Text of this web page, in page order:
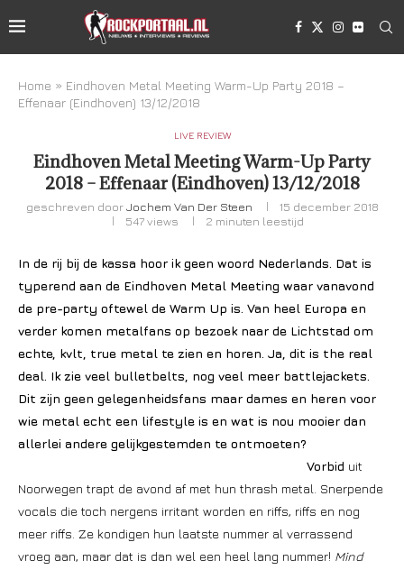
Home » Eindhoven Metal Meeting Warm-Up Party 2018 –
Effenaar (Eindhoven) 13/12/2018
LIVE REVIEW
Eindhoven Metal Meeting Warm-Up Party
2018 – Effenaar (Eindhoven) 13/12/2018
geschreven doorJochem Van Der Steen
15 december 2018
547views 2 minuten leestijd
In de rij bij de kassa hoor ik geen woord Nederlands. Dat is
typerend aan de Eindhoven Metal Meeting waar vanavond
de pre-party oftewel de Warm Up is. Van heel Europa en
verder komen metalfans op bezoek naar de Lichtstad om
echte, kvlt, true metal te zien en horen. Ja, dit is the real
deal. Ik zie veel bulletbelts, nog veel meer battlejackets.
Dit zijn geen gelegenheidsfans maar dames en heren voor
wie metal echt een lifestyle is en wat is nou mooier dan
allerlei andere gelijkgestemden te ontmoeten?
Vorbid uit
Noorwegen trapt de avond af met hun thrash metal. Snerpende
vocals die toch nergens irritant worden en riffs, riffs en nog
meer riffs. Ze kondigen hun laatste nummer al verrassend
vroeg aan, maar dat is dan wel een heel lang nummer! Mind